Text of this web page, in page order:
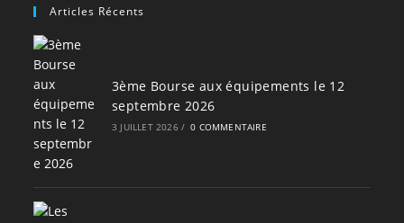
Articles Récents
3ème Bourse aux équipements le 12
septembre 2026
3 JUILLET 2026 / 0 COMMENTAIRE